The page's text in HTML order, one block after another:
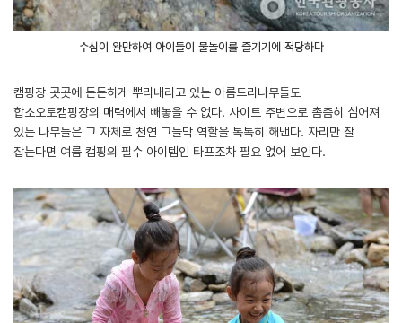
수심이 완만하여 아이들이 물놀이를 즐기기에 적당하다
캠핑장 곳곳에 든든하게 뿌리내리고 있는 아름드리나무들도
합소오토캠핑장의 매력에서 빼놓을 수 없다. 사이트 주변으로 촘촘히 심어져
있는 나무들은 그 자체로 천연 그늘막 역할을 톡톡히 해낸다. 자리만 잘
잡는다면 여름 캠핑의 필수 아이템인 타프조차 필요 없어 보인다.